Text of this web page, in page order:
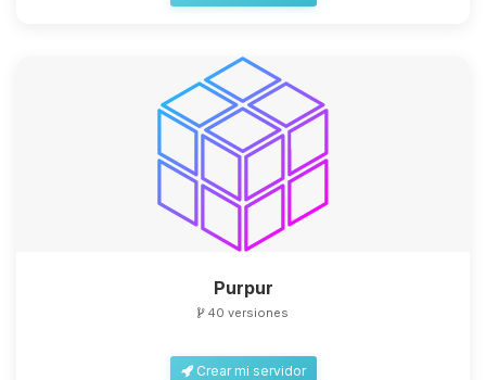
Purpur
40 versiones
Crear mi servidor
Yupi, por fin alguien con quien